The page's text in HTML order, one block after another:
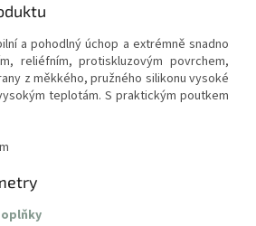
a pohodlný úchop a extrémně snadno
reliéfním, protiskluzovým povrchem,
z měkkého, pružného silikonu vysoké
teplotám. S praktickým poutkem